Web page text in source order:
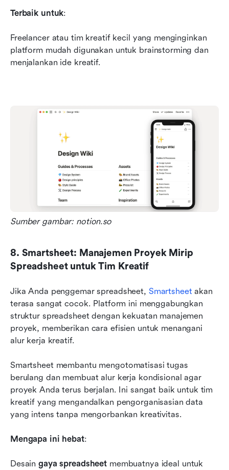
Terbaik untuk:
Freelancer atau tim kreatif kecil yang menginginkan
platform mudah digunakan untuk brainstorming dan
menjalankan ide kreatif.
Sumber gambar: notion.so
8. Smartsheet: Manajemen Proyek Mirip
Spreadsheet untuk Tim Kreatif
Jika Anda penggemar spreadsheet, Smartsheet akan
terasa sangat cocok. Platform ini menggabungkan
struktur spreadsheet dengan kekuatan manajemen
proyek, memberikan cara efisien untuk menangani
alur kerja kreatif.
Smartsheet membantu mengotomatisasi tugas
berulang dan membuat alur kerja kondisional agar
proyek Anda terus berjalan. Ini sangat baik untuk tim
kreatif yang mengandalkan pengorganisasian data
yang intens tanpa mengorbankan kreativitas.
Mengapa ini hebat:
Desain gaya spreadsheet membuatnya ideal untuk